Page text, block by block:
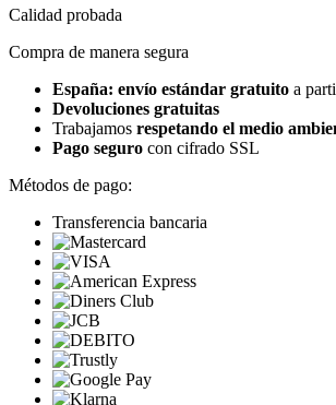
Calidad probada
Compra de manera segura
España: envío estándar gratuito a
Devoluciones gratuitas
Trabajamos respetando el medio
Pago seguro con cifrado SSL
Métodos de pago:
Transferencia bancaria